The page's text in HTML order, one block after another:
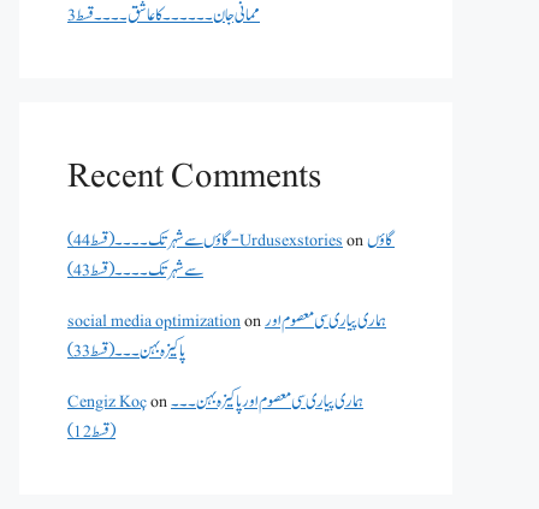
ممانی جان ۔۔۔۔۔۔کا عاشق ۔۔۔۔قسط 3
Recent Comments
گاؤں سے شہر تک۔۔۔۔(قسط 44) - Urdusexstoriesonگاؤں
سے شہر تک۔۔۔۔(قسط 43)
social media optimizationonہماری پیاری سی معصوم اور
پاکیزہ بہن۔۔۔(قسط33)
Cengiz Koçonہماری پیاری سی معصوم اور پاکیزہ بہن۔۔۔
(قسط12)